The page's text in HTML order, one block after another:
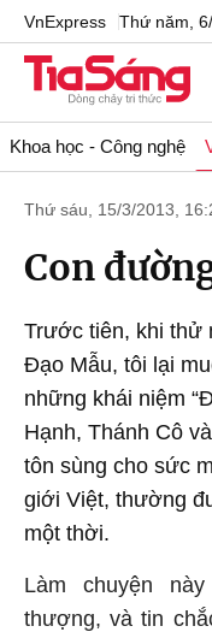
VnExpress Thứ năm,
Khoa học - Công nghệ
Thứ sáu, 15/3/2013,
Con
Trước tiên, khi thử
Đạo Mẫu, tôi lại
những khái niệm
Hạnh, Thánh Cô
tôn sùng cho sức
giới Việt, thường
một thời.
Làm chuyện
thượng, và tin